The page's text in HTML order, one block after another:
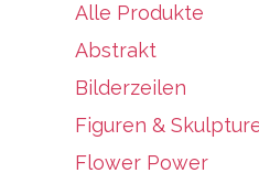
Alle Produkte
Abstrakt
Bilderzeilen
Figuren &
Flower Power